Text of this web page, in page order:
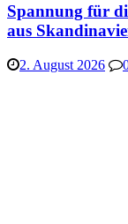
Spannung für
aus
2. August 2026